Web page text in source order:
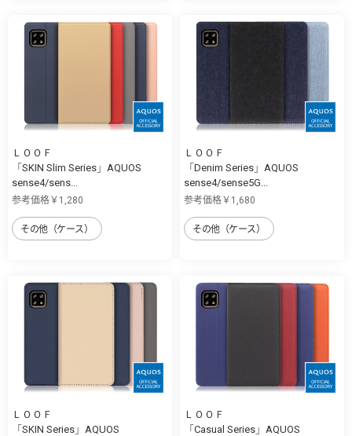
ＬＯＯＦ
「SKIN Slim Series」AQUOS
sense4/sens...
参考価格￥1,280
その他（ケース）
ＬＯＯＦ
「Denim Series」AQUOS
sense4/sense5G...
参考価格￥1,680
その他（ケース）
ＬＯＯＦ
「SKIN Series」AQUOS
ＬＯＯＦ
「Casual Series」AQUOS